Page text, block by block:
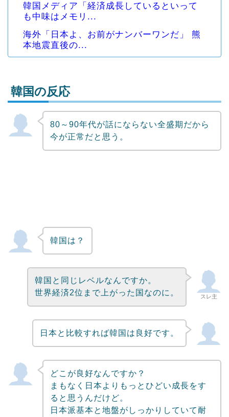
韓国メディア「経済成長しているといって
も中味はメモリ...
海外「日本よ、お前がナンバーワンだ」 熊
本地震直後の...
Powered by livedoor 相互RSS
韓国の反応
80～90年代が話にならない全盛期だから
今が正常だと思う。
韓国は？
スレ主
韓国と同じレベルなんですか。
世界経済2位まで上がった国なのに。
日本と比較すれば韓国は良好です。
どこが良好なんですか？
まもなく日本よりもっとひどい成長をす
ると思うんだけど。
日本派基本と地盤がしっかりしていて耐